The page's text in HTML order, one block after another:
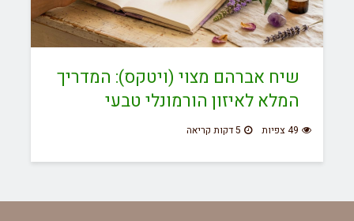
שיח אברהם מצוי (ויטקס): המדריך
המלא לאיזון הורמונלי טבעי
49 צפיות 5 דקות קריאה